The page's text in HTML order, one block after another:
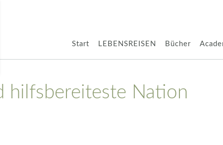
Start LEBENSREISEN Bücher
hilfsbereiteste Nation